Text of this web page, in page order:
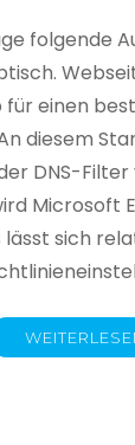
folgende
für einen
diesem
DNS-Filter
Microsoft
sich